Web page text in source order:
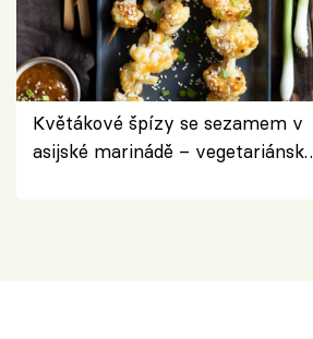
Květákové špízy se sezamem v
asijské marinádě – vegetariánská